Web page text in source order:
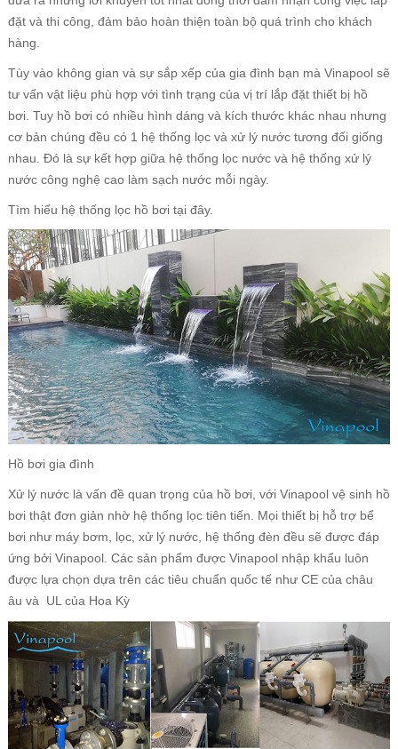
đặt và thi công, đảm bảo hoàn thiện toàn bộ quá trình cho khách
hàng.
Tùy vào không gian và sự sắp xếp của gia đình bạn mà Vinapool sẽ
tư vấn vật liệu phù hợp với tình trạng của vị trí lắp đặt thiết bị hồ
bơi. Tuy hồ bơi có nhiều hình dáng và kích thước khác nhau nhưng
cơ bản chúng đều có 1 hệ thống lọc và xử lý nước tương đối giống
nhau. Đó là sự kết hợp giữa hệ thống lọc nước và hệ thống xử lý
nước công nghệ cao làm sạch nước mỗi ngày.
Tìm hiểu hệ thống lọc hồ bơi tại đây.
Hồ bơi gia đình
Xử lý nước là vấn đề quan trọng của hồ bơi, với Vinapool vệ sinh hồ
bơi thật đơn giản nhờ hệ thống lọc tiên tiến. Mọi thiết bị hỗ trợ bể
bơi như máy bơm, lọc, xử lý nước, hệ thống đèn đều sẽ được đáp
ứng bởi Vinapool. Các sản phẩm được Vinapool nhập khẩu luôn
được lựa chọn dựa trên các tiêu chuẩn quốc tế như CE của châu
âu và UL của Hoa Kỳ